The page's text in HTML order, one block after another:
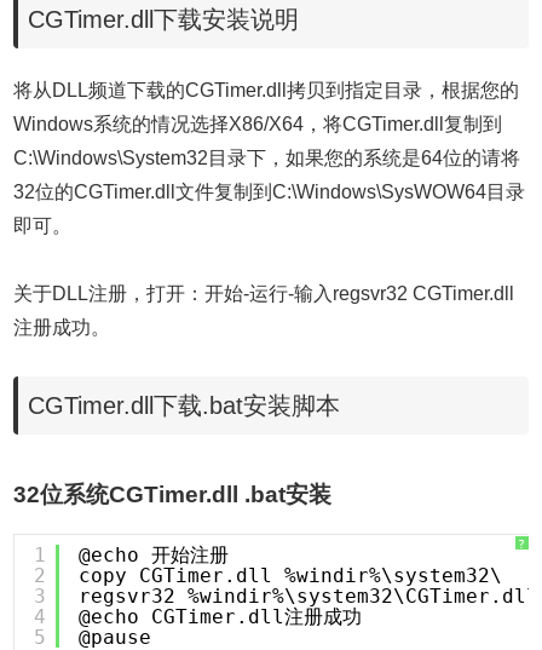
CGTimer.dll下载安装说明
将从DLL频道下载的CGTimer.dll拷贝到指定目录，根据您的
Windows系统的情况选择X86/X64，将CGTimer.dll复制到
C:\Windows\System32目录下，如果您的系统是64位的请将
32位的CGTimer.dll文件复制到C:\Windows\SysWOW64目录
即可。
关于DLL注册，打开：开始-运行-输入regsvr32 CGTimer.dll
注册成功。
CGTimer.dll下载.bat安装脚本
32位系统CGTimer.dll .bat安装
?
1
2
3
4
5
@echo 开始注册
copy CGTimer.dll %windir%\system32\
regsvr32
@echo CGTimer.dll注册成功
@pause